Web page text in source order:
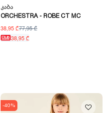
Კაბა
ORCHESTRA - ROBE CT MC
38,95 ₾77,95 ₾
38,95 ₾
-40%